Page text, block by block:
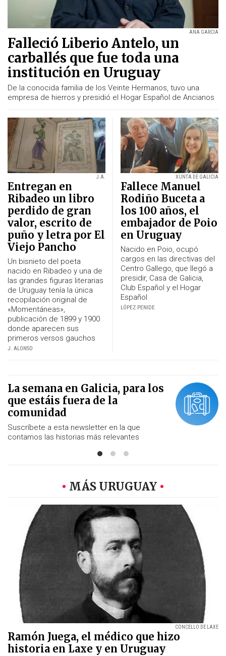
ANA GARCIA
Falleció Liberio Antelo, un
carballés que fue toda una
institución en Uruguay
De la conocida familia de los Veinte Hermanos, tuvo una
empresa de hierros y presidió el Hogar Español de Ancianos
J.A.
Entregan en
Ribadeo un libro
perdido de gran
valor, escrito de
puño y letra por El
Viejo Pancho
Un bisnieto del poeta
nacido en Ribadeo y una de
las grandes figuras literarias
de Uruguay tenía la única
recopilación original de
«Momentáneas»,
publicación de 1899 y 1900
donde aparecen sus
primeros versos gauchos
J. ALONSO
XUNTA DE GALICIA
Fallece Manuel
Rodiño Buceta a
los 100 años, el
embajador de Poio
en Uruguay
Nacido en Poio, ocupó
cargos en las directivas del
Centro Gallego, que llegó a
presidir, Casa de Galicia,
Club Español y el Hogar
Español
LÓPEZ PENIDE
La semana en Galicia, para los
que estáis fuera de la
comunidad
Suscríbete a esta newsletter en la que
contamos las historias más relevantes
MÁS URUGUAY
CONCELLO DE LAXE
Ramón Juega, el médico que hizo
historia en Laxe y en Uruguay